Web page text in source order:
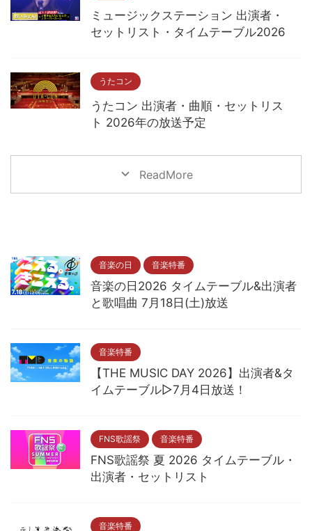
ミュージックステーション 出演者・
セットリスト・タイムテーブル2026
うたコン
うたコン 出演者・曲順・セットリス
ト 2026年の放送予定
ReadMore
音楽の日 音楽特番
音楽の日2026 タイムテーブル&出演者
と歌唱曲 7月18日(土)放送
音楽特番
【THE MUSIC DAY 2026】出演者&タ
イムテーブル▷7月4日放送！
FNS歌謡祭 音楽特番
FNS歌謡祭 夏 2026 タイムテーブル・
出演者・セットリスト
音楽特番